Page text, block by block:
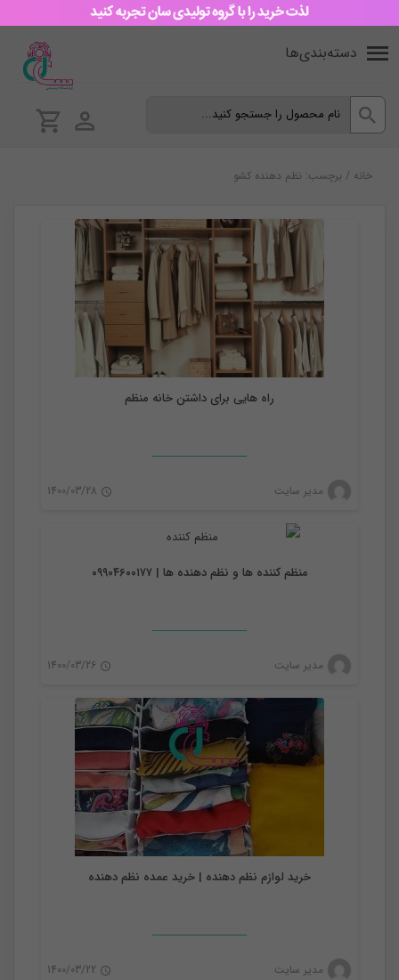
دسته‌بندی‌ها
خانه / برچسب: نظم دهنده کشو
راه هایی برای داشتن خانه منظم
مدیر سایت 1400/03/28
0
نظم دهنده
منظم کننده ها و نظم دهنده ها | ۰۹۹۰۴۶۰۰۱۷۷
مدیر سایت 1400/03/26
نظم دهنده
خرید لوازم نظم دهنده | خرید عمده نظم دهنده
مدیر سایت 1400/03/22
نظم دهنده